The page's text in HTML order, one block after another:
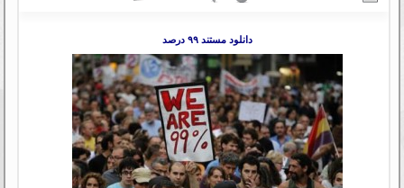
دانلود مستند ۹۹ درصد